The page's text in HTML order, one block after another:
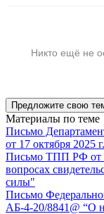
Никто ещё не
Предложите свою
Материалы по теме
Письмо
от 17 октября 2025
Письмо ТПП РФ от
вопросах
силы"
Письмо
АБ-4-20/8841@ “О